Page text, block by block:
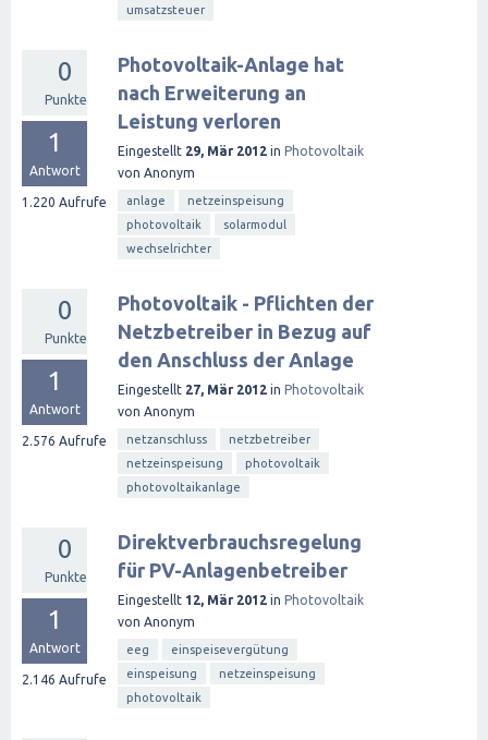
umsatzsteuer
0
Punkte
1
Antwort
1.220 Aufrufe
Photovoltaik-Anlage hat
nach Erweiterung an
Leistung verloren
Eingestellt 29, Mär 2012 in Photovoltaik
von Anonym
anlage
netzeinspeisung
photovoltaik
solarmodul
wechselrichter
0
Punkte
1
Antwort
2.576 Aufrufe
Photovoltaik - Pflichten der
Netzbetreiber in Bezug auf
den Anschluss der Anlage
Eingestellt 27, Mär 2012 in Photovoltaik
von Anonym
netzanschluss
netzbetreiber
netzeinspeisung
photovoltaik
photovoltaikanlage
0
Punkte
1
Antwort
2.146 Aufrufe
Direktverbrauchsregelung
für PV-Anlagenbetreiber
Eingestellt 12, Mär 2012 in Photovoltaik
von Anonym
eeg
einspeisevergütung
einspeisung
netzeinspeisung
photovoltaik